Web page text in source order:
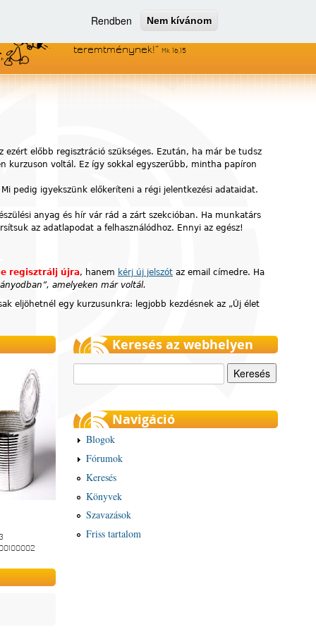
Rendben Nem kívánom
Menjetek el az egész világra, és
teremtménynek!
Mk 16,15
előbb regisztráció szükséges. Ezután, ha már be tudsz
kurzuson voltál. Ez így sokkal egyszerűbb, mintha papíron
pedig igyekszünk előkeríteni a régi jelentkezési adataidat.
anyag és hír vár rád a zárt szekcióban. Ha munkatárs
az adatlapodat a felhasználódhoz. Ennyi az egész!
regisztrálj újra, hanem kérj új jelszót az email címedre. Ha
amelyeken már voltál.
eljöhetnél egy kurzusunkra: legjobb kezdésnek az „Új élet
Keresés az webhelyen
Navigáció
Blogok
Fórumok
Keresés
Könyvek
Szavazások
Friss tartalom